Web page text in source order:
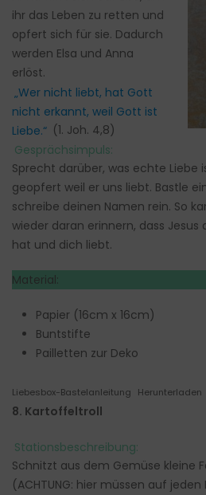
ihr das Leben zu retten und
opfert sich für sie. Dadurch
werden Elsa und Anna
erlöst.
„Wer nicht liebt, hat Gott
nicht erkannt, weil Gott ist
Liebe.“ (1. Joh. 4,8)
Gesprächsimpuls:
Sprecht darüber, was echte Liebe
geopfert weil er uns liebt. Bastle
schreibe deinen Namen rein. So
wieder daran erinnern, dass Jesus
hat und dich liebt.
Material:
Papier (16cm x 16cm)
Buntstifte
Pailletten zur Deko
Liebesbox-Bastelanleitung Herunterladen
8. Kartoffeltroll
Stationsbeschreibung:
Schnitzt aus dem Gemüse kleine
(ACHTUNG: hier müssen auf jeden